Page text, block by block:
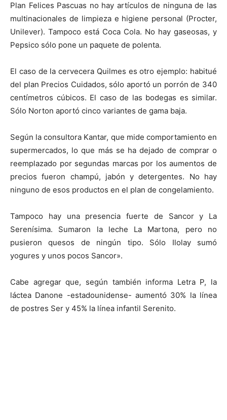
Plan Felices Pascuas no hay artículos de ninguna de las
multinacionales de limpieza e higiene personal (Procter,
Unilever). Tampoco está Coca Cola. No hay gaseosas, y
Pepsico sólo pone un paquete de polenta.
El caso de la cervecera Quilmes es otro ejemplo: habitué
del plan Precios Cuidados, sólo aportó un porrón de 340
centímetros cúbicos. El caso de las bodegas es similar.
Sólo Norton aportó cinco variantes de gama baja.
Según la consultora Kantar, que mide comportamiento en
supermercados, lo que más se ha dejado de comprar o
reemplazado por segundas marcas por los aumentos de
precios fueron champú, jabón y detergentes. No hay
ninguno de esos productos en el plan de congelamiento.
Tampoco hay una presencia fuerte de Sancor y La
Serenísima. Sumaron la leche La Martona, pero no
pusieron quesos de ningún tipo. Sólo Ilolay sumó
yogures y unos pocos Sancor».
Cabe agregar que, según también informa Letra P, la
láctea Danone -estadounidense- aumentó 30% la línea
de postres Ser y 45% la línea infantil Serenito.